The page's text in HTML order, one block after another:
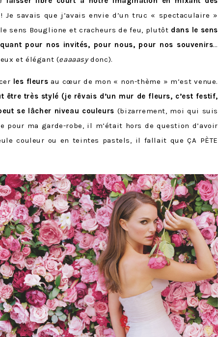
! Je savais que j’avais envie d’un truc « spectaculaire »
sens Bouglione et cracheurs de feu, plutôt dans le sens
pour nos invités, pour nous, pour nos souvenirs…
et élégant (eaaaasydonc).
les fleurs au cœur de mon « non-thème » m’est venue.
être très stylé (je rêvais d’un mur de fleurs, c’est festif,
se lâcher niveau couleurs (bizarrement, moi qui suis
pour ma garde-robe, il m’était hors de question d’avoir
couleur ou en teintes pastels, il fallait que ÇA PÈTE